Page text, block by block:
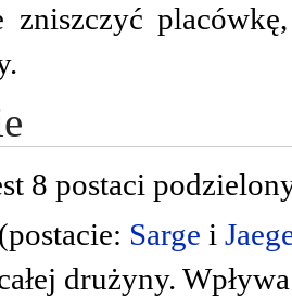
zniszczyć
8 postaci
(postacie: Sarge i
drużyny.